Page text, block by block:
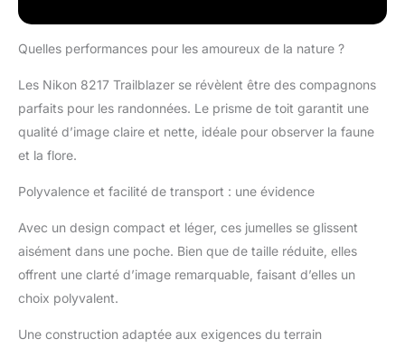
Quelles performances pour les amoureux de la nature ?
Les Nikon 8217 Trailblazer se révèlent être des compagnons
parfaits pour les randonnées. Le prisme de toit garantit une
qualité d’image claire et nette, idéale pour observer la faune
et la flore.
Polyvalence et facilité de transport : une évidence
Avec un design compact et léger, ces jumelles se glissent
aisément dans une poche. Bien que de taille réduite, elles
offrent une clarté d’image remarquable, faisant d’elles un
choix polyvalent.
Une construction adaptée aux exigences du terrain